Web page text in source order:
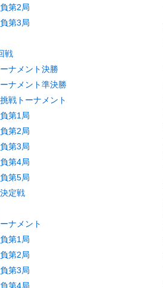
第2局
第3局
戦
ナメント決勝
ナメント準決勝
戦トーナメント
第1局
第2局
第3局
第4局
第5局
定戦
ナメント
第1局
第2局
第3局
第4局